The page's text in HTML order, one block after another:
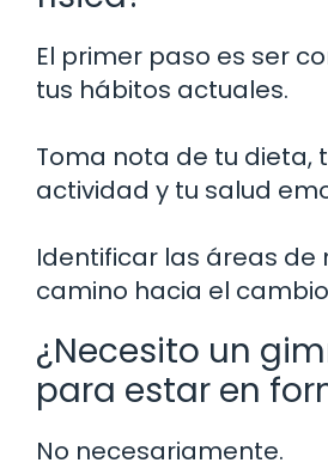
El primer paso es ser
tus hábitos actuales.
Toma nota de tu dieta,
actividad y tu salud
Identificar las áreas de
camino hacia el
¿Necesito un
para estar en
No necesariamente.